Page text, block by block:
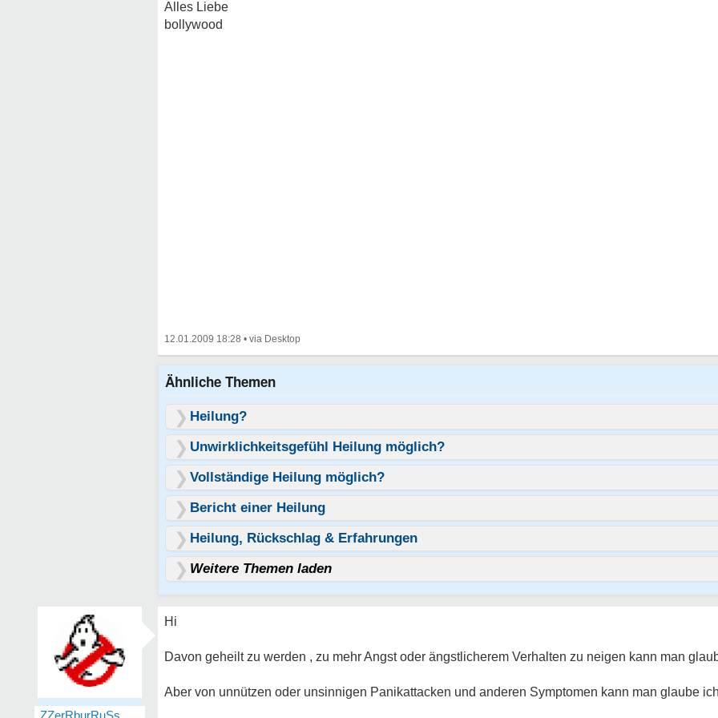
Alles Liebe
bollywood
12.01.2009 18:28 •
Ähnliche Themen
Heilung?
Unwirklichkeitsgefühl Heilung möglich?
Vollständige Heilung möglich?
Bericht einer Heilung
Heilung, Rückschlag & Erfahrungen
Weitere Themen laden
ZZerRburRuSs
Hi
Davon geheilt zu werden , zu mehr Angst oder ängstlicherem Verhalten zu neigen kann man
Aber von unnützen oder unsinnigen Panikattacken und anderen Symptomen kann man glaube